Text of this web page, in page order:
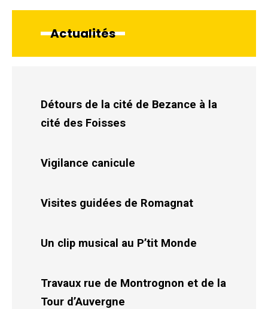
Actualités
Détours de la cité de Bezance à la
cité des Foisses
Vigilance canicule
Visites guidées de Romagnat
Un clip musical au P’tit Monde
Travaux rue de Montrognon et de la
Tour d’Auvergne